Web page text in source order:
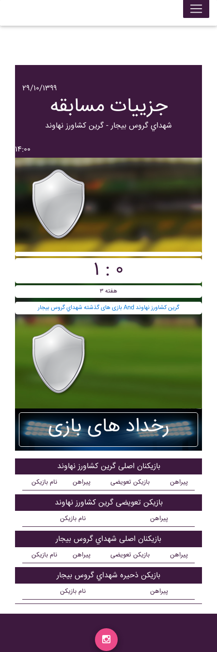
۲۹/۱۰/۱۳۹۹
جزییات مسابقه
شهداي گروس بيجار - گرين کشاورز نهاوند
۱۴:۰۰
۱ : ۰
هفته ۳
بازی های گذشته شهداي گروس بيجار And گرين کشاورز نهاوند
رخداد های بازی
بازیکنان اصلی گرين کشاورز نهاوند
نام بازیکن پیراهن بازیکن تعویضی پیراهن
بازیکن تعویضی گرين کشاورز نهاوند
نام بازیکن پیراهن
بازیکنان اصلی شهداي گروس بيجار
نام بازیکن پیراهن بازیکن تعویضی پیراهن
بازیکن ذحیره شهداي گروس بيجار
نام بازیکن پیراهن